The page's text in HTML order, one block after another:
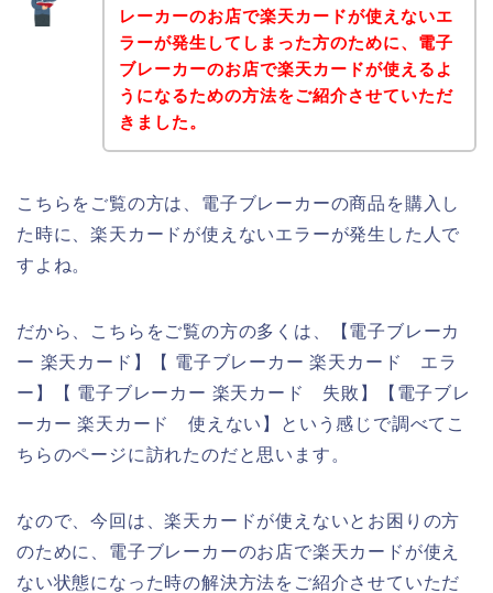
レーカーのお店で楽天カードが使えないエ
ラーが発生してしまった方のために、電子
ブレーカーのお店で楽天カードが使えるよ
うになるための方法をご紹介させていただ
きました。
こちらをご覧の方は、電子ブレーカーの商品を購入し
た時に、楽天カードが使えないエラーが発生した人で
すよね。
だから、こちらをご覧の方の多くは、【電子ブレーカ
ー 楽天カード】【 電子ブレーカー 楽天カード エラ
ー】【 電子ブレーカー 楽天カード 失敗】【電子ブレ
ーカー 楽天カード 使えない】という感じで調べてこ
ちらのページに訪れたのだと思います。
なので、今回は、楽天カードが使えないとお困りの方
のために、電子ブレーカーのお店で楽天カードが使え
ない状態になった時の解決方法をご紹介させていただ